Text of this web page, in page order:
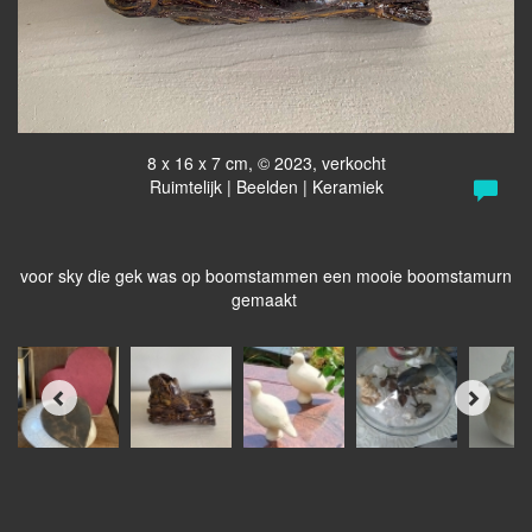
8 x 16 x 7 cm, © 2023, verkocht
Ruimtelijk | Beelden | Keramiek
voor sky die gek was op boomstammen een mooie boomstamurn
gemaakt